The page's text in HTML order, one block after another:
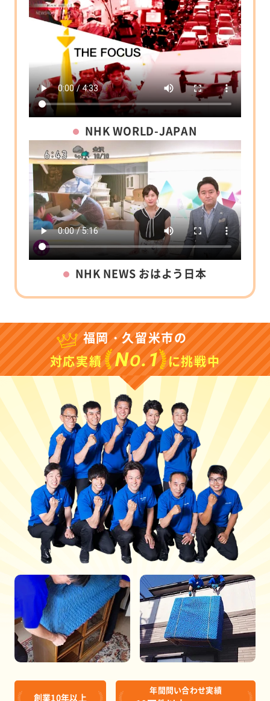
NHK WORLD-JAPAN
NHK NEWS おはよう日本
福岡・久留米市の
対応実績
NO.1 に挑戦中
創業10年以上
年間問い合わせ実績